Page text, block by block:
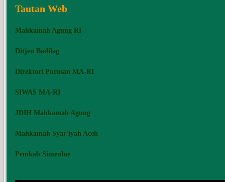
Tautan Web
Mahkamah Agung RI
Ditjen Badilag
Direktori Putusan MA-RI
SIWAS MA-RI
JDIH Mahkamah Agung
Mahkamah Syar'iyah Aceh
Pemkab Simeulue